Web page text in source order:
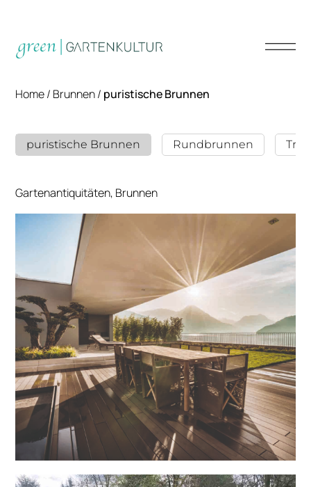
Home/ Brunnen/ puristische Brunnen
puristische Brunnen Rundbrunnen
Gartenantiquitäten, Brunnen